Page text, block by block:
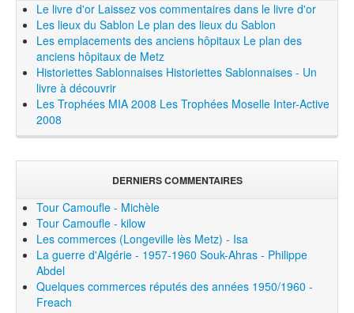
Le livre d'or Laissez vos commentaires dans le livre d'or
Les lieux du Sablon Le plan des lieux du Sablon
Les emplacements des anciens hôpitaux Le plan des
anciens hôpitaux de Metz
Historiettes Sablonnaises Historiettes Sablonnaises - Un
livre à découvrir
Les Trophées MIA 2008 Les Trophées Moselle Inter-Active
2008
DERNIERS COMMENTAIRES
Tour Camoufle - Michèle
Tour Camoufle - kilow
Les commerces (Longeville lès Metz) - Isa
La guerre d'Algérie - 1957-1960 Souk-Ahras - Philippe
Abdel
Quelques commerces réputés des années 1950/1960 -
Freach